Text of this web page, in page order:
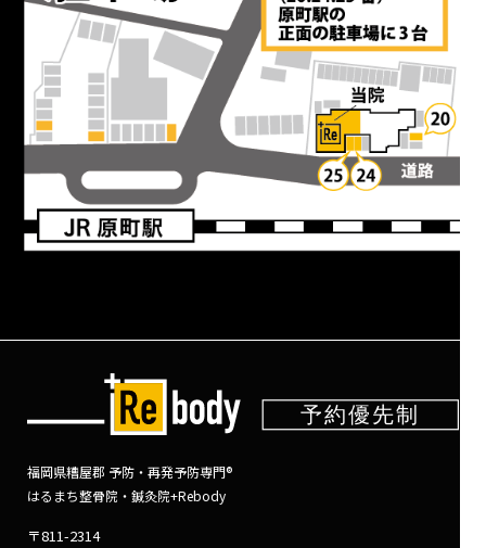
福岡県糟屋郡 予防・再発予防専門®
はるまち整骨院・鍼灸院+Rebody
〒811-2314